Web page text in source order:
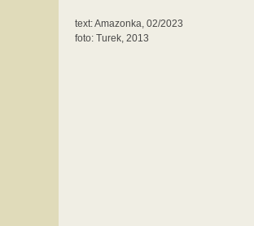
text: Amazonka, 02/2023
foto: Turek, 2013